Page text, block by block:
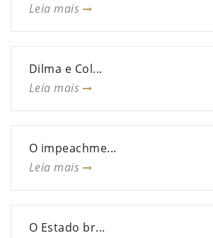
Leia mais
Dilma e Col...
Leia mais
O impeachme...
Leia mais
O Estado br...